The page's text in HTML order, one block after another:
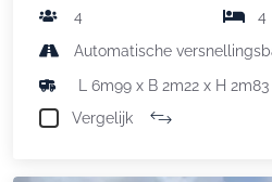
4
4
Automatische
L 6m99 x B 2m22 x H 2m83
Vergelijk